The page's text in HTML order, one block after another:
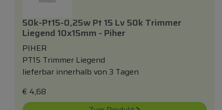
50k-Pt15-0,25w Pt 15 Lv 50k Trimmer
Liegend 10x15mm - Piher
PIHER
PT15 Trimmer Liegend
lieferbar innerhalb von 3 Tagen
€ 4,68